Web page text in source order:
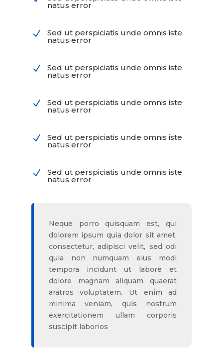
natus error
N Sed ut perspiciatis unde omnis iste
natus error
N Sed ut perspiciatis unde omnis iste
natus error
N Sed ut perspiciatis unde omnis iste
natus error
N Sed ut perspiciatis unde omnis iste
natus error
N Sed ut perspiciatis unde omnis iste
natus error
Neque porro quisquam est, qui
dolorem ipsum quia dolor sit amet,
consectetur, adipisci velit, sed odi
quia non numquam eius modi
tempora incidunt ut labore et
dolore magnam aliquam quaerat
aratros voluptatem. Ut enim ad
minima veniam, quis nostrum
exercitationem ullam corporis
suscipit laborios